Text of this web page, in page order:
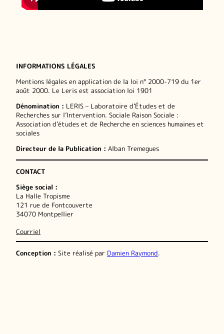
INFORMATIONS LÉGALES
Mentions légales en application de la loi n° 2000-719 du 1er
août 2000. Le Leris est association loi 1901
Dénomination : LERIS – Laboratoire d’Études et de
Recherches sur l’Intervention. Sociale Raison Sociale :
Association d’études et de Recherche en sciences humaines et
sociales
Directeur de la Publication : Alban Tremegues
CONTACT
Siège social :
La Halle Tropisme
121 rue de Fontcouverte
34070 Montpellier
Courriel
Conception : Site réalisé par Damien Raymond.